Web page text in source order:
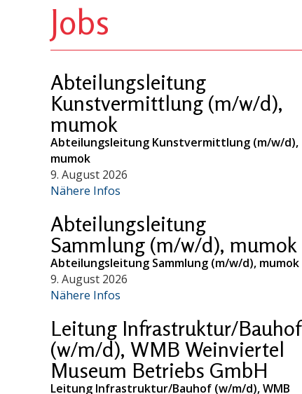
Jobs
Abteilungsleitung
Kunstvermittlung (m/w/d),
mumok
Abteilungsleitung Kunstvermittlung (m/w/d),
mumok
9. August 2026
Nähere Infos
Abteilungsleitung
Sammlung (m/w/d), mumok
Abteilungsleitung Sammlung (m/w/d), mumok
9. August 2026
Nähere Infos
Leitung Infrastruktur/Bauhof
(w/m/d), WMB Weinviertel
Museum Betriebs GmbH
Leitung Infrastruktur/Bauhof (w/m/d), WMB